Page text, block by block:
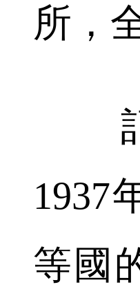
所，
記
1937
等國